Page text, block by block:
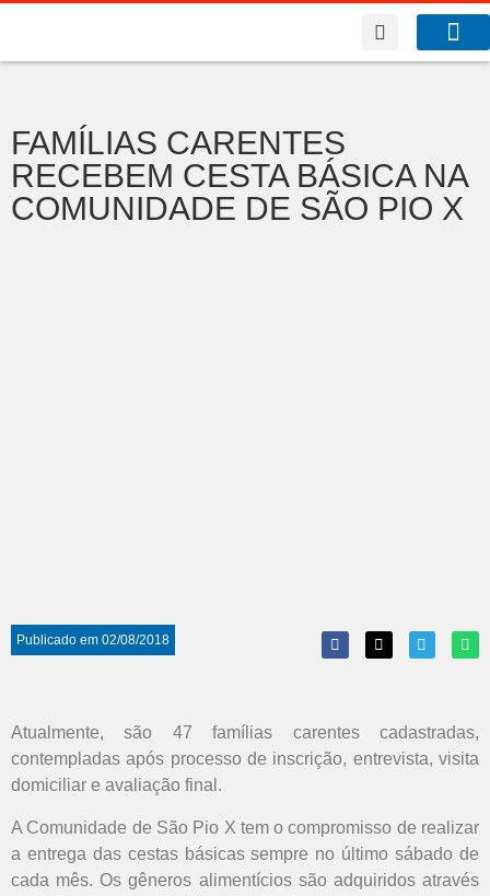
FAMÍLIAS CARENTES
RECEBEM CESTA BÁSICA NA
COMUNIDADE DE SÃO PIO X
Publicado em 02/08/2018
Atualmente, são 47 famílias carentes cadastradas,
contempladas após processo de inscrição, entrevista, visita
domiciliar e avaliação final.
A Comunidade de São Pio X tem o compromisso de realizar
a entrega das cestas básicas sempre no último sábado de
cada mês. Os gêneros alimentícios são adquiridos através